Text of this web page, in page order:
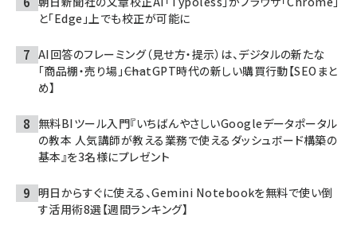
と「Edge」上でも校正が可能に
AI回答のフレーミング（見せ方・提示）は、デジタルの新たな
「商品棚・売り場」――ChatGPT時代の新しい購買行動【SEOまと
め】
無料BIツール入門『いちばんやさしいGoogleデータポータル
の教本 人気講師が教える業務で使えるダッシュボード構築の
基本』を3名様にプレゼント
明日からすぐに使える、Gemini Notebookを無料で使い倒
す活用術8選【週間ランキング】